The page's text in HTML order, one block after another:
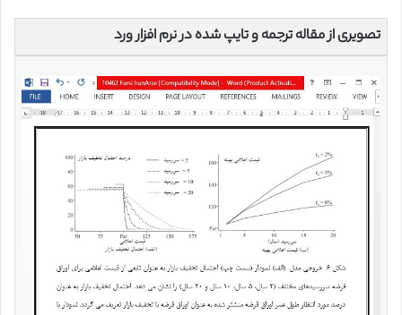
تصویری از مقاله ترجمه و تایپ شده در نرم افزار ورد